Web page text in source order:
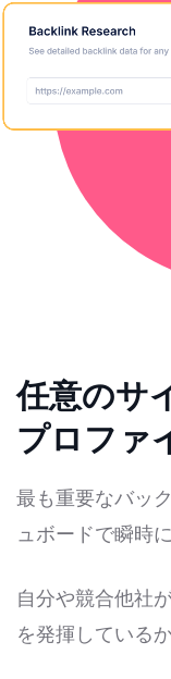
任意のサ
プロファ
最も重要なバッ
ュボードで瞬時
自分や競合他社
を発揮している